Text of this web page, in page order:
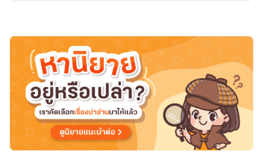
ทำ
ฟาร์ม
กับ
แมว
หน้า
ตาย
หนึ่ง
ตัว